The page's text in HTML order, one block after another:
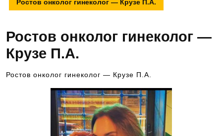
Ростов онколог гинеколог — Крузе П.А.
Ростов онколог гинеколог —
Крузе П.А.
Ростов онколог гинеколог — Крузе П.А.